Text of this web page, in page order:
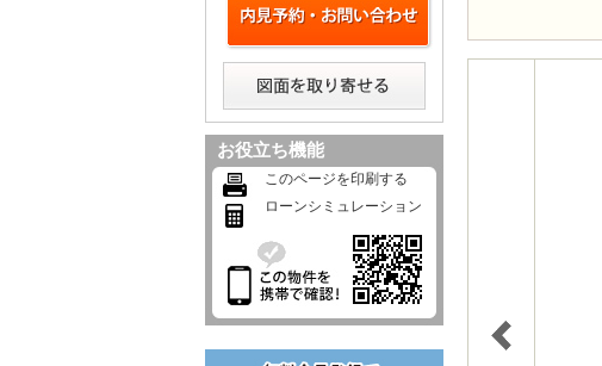
お役立ち機能
このページを印刷する
ローンシミュレーション